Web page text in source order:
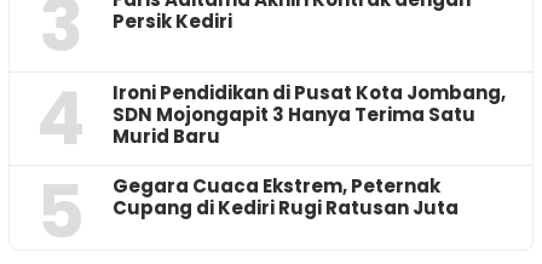
3
Persik Kediri
4
Ironi Pendidikan di Pusat Kota Jombang,
SDN Mojongapit 3 Hanya Terima Satu
Murid Baru
5
‎Gegara Cuaca Ekstrem, Peternak
Cupang di Kediri Rugi Ratusan Juta